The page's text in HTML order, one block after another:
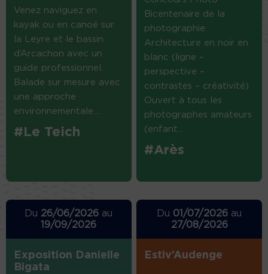
Venez naviguez en
kayak ou en canoë sur
la Leyre et le bassin
d’Arcachon avec un
guide professionnel.
Balade sur mesure avec
une approche
environnementale....
#Le Teich
Bicentenaire de la
photographie
Architecture en noir en
blanc (ligne –
perspective –
contrastes – créativité)
Ouvert à tous les
photographes amateurs
(enfant...
#Arès
Du 26/06/2026 au
19/09/2026
Exposition Danielle
Bigata
Du 01/07/2026 au
27/08/2026
Estiv’Audenge